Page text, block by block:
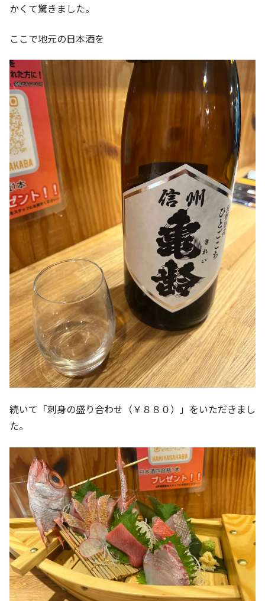
かくて驚きました。
ここで地元の日本酒を
続いて「刺身の盛り合わせ（￥８８０）」をいただきまし
た。